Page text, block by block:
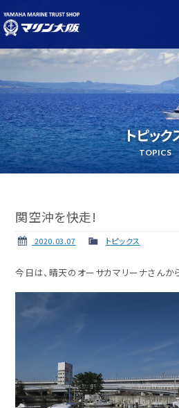
オリジナル艤装
更新講習
トピック
TOPICS
関空沖を快走!
2020.03.07 トピックス
今日は、晴天のオーサカマリーナさんか